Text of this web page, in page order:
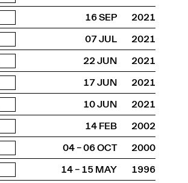
16 SEP
2021
07 JUL
2021
22 JUN
2021
17 JUN
2021
10 JUN
2021
14 FEB
2002
04 – 06 OCT
2000
14 – 15 MAY
1996